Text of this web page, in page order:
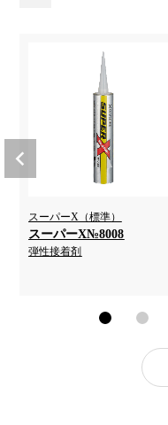
スーパーX（標準）
スーパーX№8008
弾性接着剤